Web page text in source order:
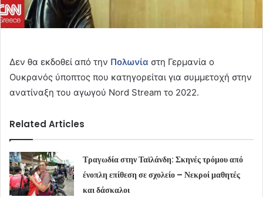
Δεν θα εκδοθεί από την Πολωνία στη Γερμανία ο
Ουκρανός ύποπτος που κατηγορείται για συμμετοχή στην
ανατίναξη του αγωγού Nord Stream το 2022.
Related Articles
Τραγωδία στην Ταϊλάνδη: Σκηνές τρόμου από
ένοπλη επίθεση σε σχολείο – Νεκροί μαθητές
και δάσκαλοι